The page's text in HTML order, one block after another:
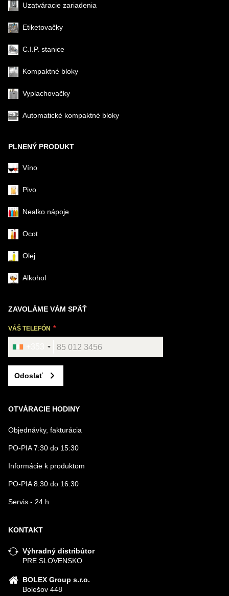
Uzatváracie zariadenia
Etiketovačky
C.I.P. stanice
Kompaktné bloky
Vyplachovačky
Automatické kompaktné bloky
PLNENÝ PRODUKT
Víno
Pivo
Nealko nápoje
Ocot
Olej
Alkohol
ZAVOLÁME VÁM SPÄŤ
VÁŠ TELEFÓN
Odoslať
OTVÁRACIE HODINY
Objednávky, fakturácia
PO-PIA 7:30 do 15:30
Informácie k produktom
PO-PIA 8:30 do 16:30
Servis - 24 h
KONTAKT
Výhradný distribútor
PRE SLOVENSKO
BOLEX Group s.r.o.
Bolešov 448